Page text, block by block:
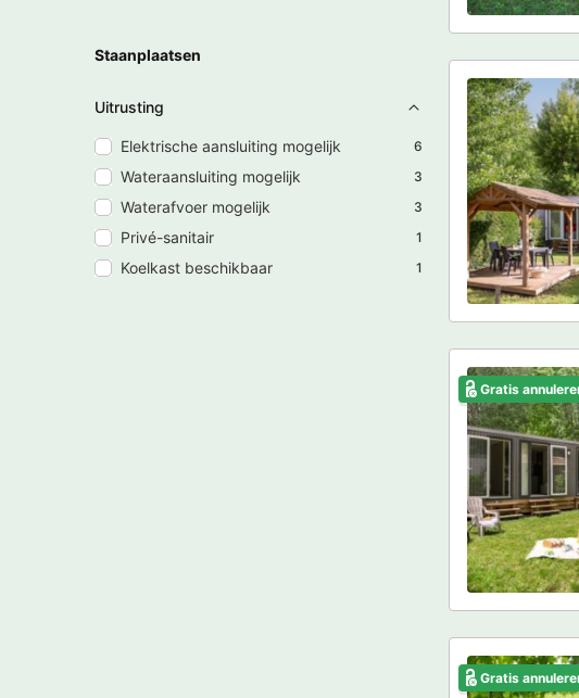
Staanplaatsen
Uitrusting
Elektrische aansluiting mogelijk 6
Wateraansluiting mogelijk 3
Waterafvoer mogelijk 3
Privé-sanitair 1
Koelkast beschikbaar 1
Gratis
Gratis